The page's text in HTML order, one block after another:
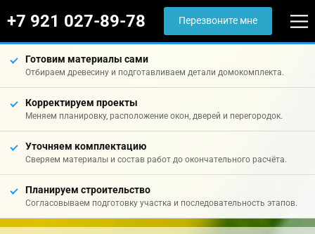
+7 921 027-89-78 Перезвоните мне
Готовим материалы сами
Отбираем древесину и подготавливаем детали домокомплекта.
Корректируем проекты
Меняем планировку, расположение окон, дверей и перегородок.
Уточняем комплектацию
Сверяем материалы и состав работ до окончательного расчёта.
Планируем строительство
Согласовываем подготовку участка и последовательность этапов.